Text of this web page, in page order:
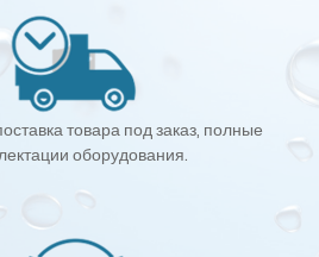
товара под заказ, полные
оборудования.